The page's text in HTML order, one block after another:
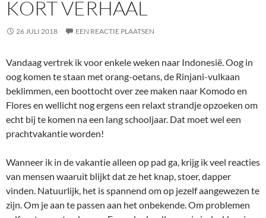
KORT VERHAAL
26 JULI 2018 EEN REACTIE PLAATSEN
Vandaag vertrek ik voor enkele weken naar Indonesië. Oog in
oog komen te staan met orang-oetans, de Rinjani-vulkaan
beklimmen, een boottocht over zee maken naar Komodo en
Flores en wellicht nog ergens een relaxt strandje opzoeken om
echt bij te komen na een lang schooljaar. Dat moet wel een
prachtvakantie worden!
Wanneer ik in de vakantie alleen op pad ga, krijg ik veel reacties
van mensen waaruit blijkt dat ze het knap, stoer, dapper
vinden. Natuurlijk, het is spannend om op jezelf aangewezen te
zijn. Om je aan te passen aan het onbekende. Om problemen